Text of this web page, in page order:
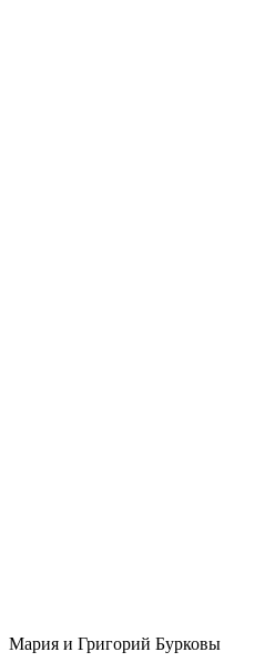
Мария и Григорий Бурковы